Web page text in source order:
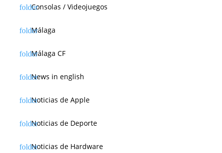
Consolas / Videojuegos
Málaga
Málaga CF
News in english
Noticias de Apple
Noticias de Deporte
Noticias de Hardware